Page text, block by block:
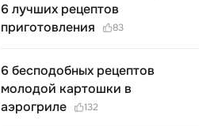
6 лучших рецептов
приготовления
83
6 бесподобных рецептов
молодой картошки в
аэрогриле
132